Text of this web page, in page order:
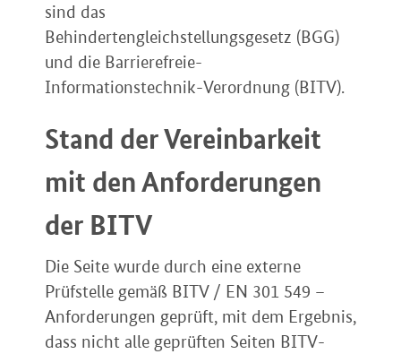
sind das
Behindertengleichstellungsgesetz (BGG)
und die Barrierefreie-
Informationstechnik-Verordnung (BITV).
Stand der Vereinbarkeit
mit den Anforderungen
der BITV
Die Seite wurde durch eine externe
Prüfstelle gemäß BITV / EN 301 549 –
Anforderungen geprüft, mit dem Ergebnis,
dass nicht alle geprüften Seiten BITV-